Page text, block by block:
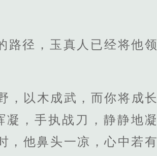
路径，玉真人已经将他领
，以木成武，而你将成长
凝，手执战刀，静静地凝
，他鼻头一凉，心中若有